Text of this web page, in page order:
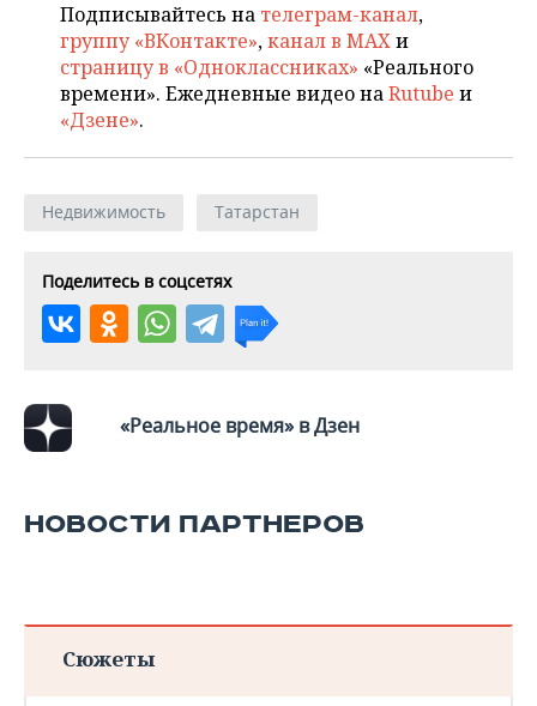
Подписывайтесь на телеграм-канал,
группу «ВКонтакте»,канал в MAXи
страницу в «Одноклассниках» «Реального
времени». Ежедневные видео наRutube и
«Дзене».
Недвижимость Татарстан
Поделитесь в соцсетях
«Реальное время» в Дзен
НОВОСТИ ПАРТНЕРОВ
Сюжеты